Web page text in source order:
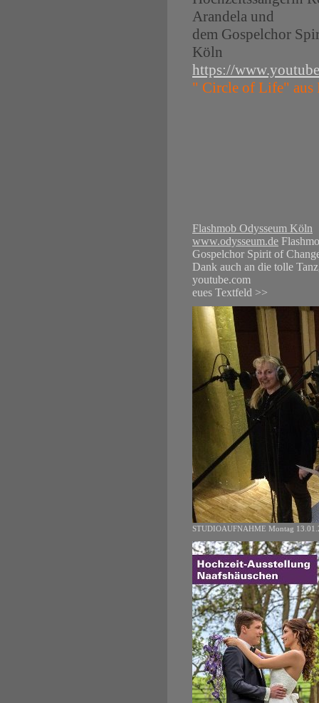
Arandela und
dem Gospelchor
Köln
https://
" Circle of Life" aus
Flashmob Odysseum Köln
www.odysseum.de
Gospelchor Spirit of
Dank auch an die tolle
youtube.com
eues Textfeld >>
STUDIOAUFNAHME Montag